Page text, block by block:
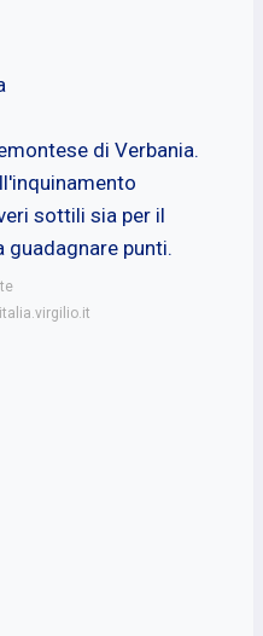
di Verbania.
sottili sia per il
punti.